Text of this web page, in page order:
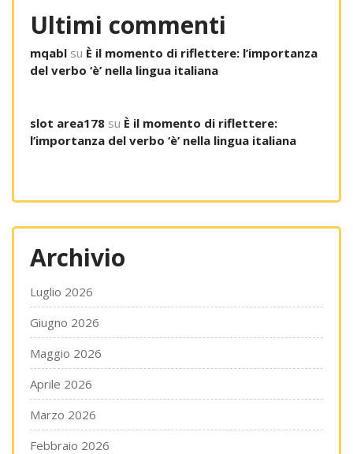
Ultimi commenti
mqabl su È il momento di riflettere: l’importanza
del verbo ‘è’ nella lingua italiana
slot area178 su È il momento di riflettere:
l’importanza del verbo ‘è’ nella lingua italiana
Archivio
Luglio 2026
Giugno 2026
Maggio 2026
Aprile 2026
Marzo 2026
Febbraio 2026